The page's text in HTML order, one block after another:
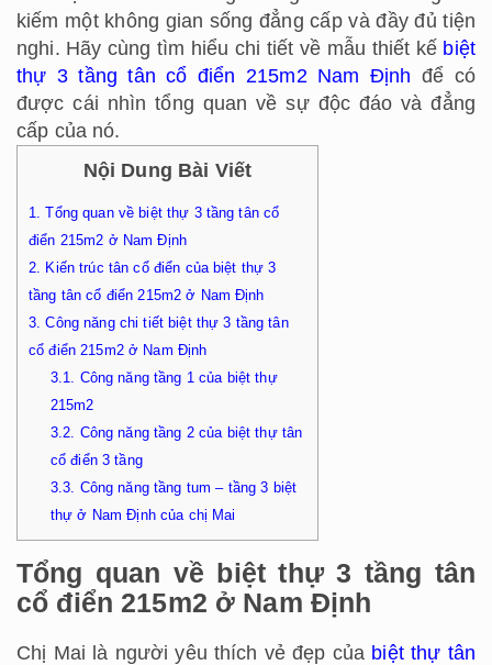
kiếm một không gian sống đẳng cấp và đầy đủ tiện
nghi. Hãy cùng tìm hiểu chi tiết về mẫu thiết kế biệt
thự 3 tầng tân cổ điển 215m2 Nam Định để có
được cái nhìn tổng quan về sự độc đáo và đẳng
cấp của nó.
Nội Dung Bài Viết
1.
Tổng quan về biệt thự 3 tầng tân cổ
điển 215m2 ở Nam Định
2.
Kiến trúc tân cổ điển của biệt thự 3
tầng tân cổ điển 215m2 ở Nam Định
3. Công năng chi tiết biệt thự 3 tầng tân
cổ điển 215m2 ở Nam Định
3.1.
Công năng tầng 1 của biệt thự
215m2
3.2. Công năng tầng 2 của biệt thự tân
cổ điển 3 tầng
3.3. Công năng tầng tum – tầng 3 biệt
thự ở Nam Định của chị Mai
Tổng quan về biệt thự 3 tầng tân
cổ điển 215m2 ở Nam Định
Chị Mai là người yêu thích vẻ đẹp của biệt thự tân